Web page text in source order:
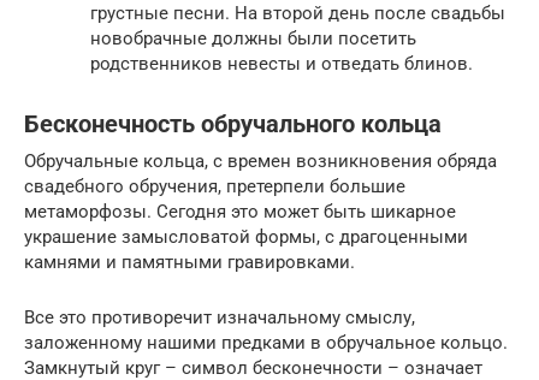
грустные песни. На второй день после свадьбы
новобрачные должны были посетить
родственников невесты и отведать блинов.
Бесконечность обручального кольца
Обручальные кольца, с времен возникновения обряда
свадебного обручения, претерпели большие
метаморфозы. Сегодня это может быть шикарное
украшение замысловатой формы, с драгоценными
камнями и памятными гравировками.
Все это противоречит изначальному смыслу,
заложенному нашими предками в обручальное кольцо.
Замкнутый круг – символ бесконечности – означает